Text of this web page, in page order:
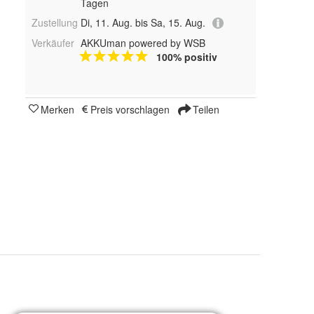
Zustellung Di, 11. Aug. bis Sa, 15. Aug.
Verkäufer AKKUman powered by WSB
100% positiv
Merken Preis vorschlagen Teilen